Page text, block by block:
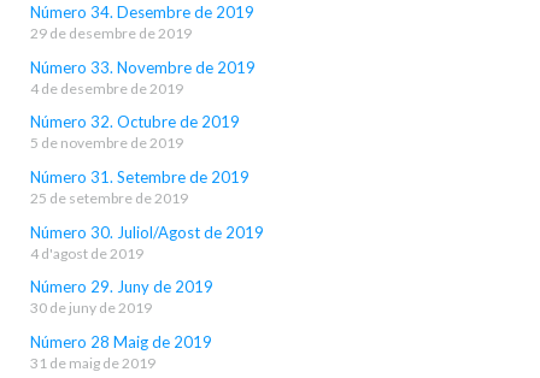
Número 34. Desembre de 2019
29 de desembre de 2019
Número 33. Novembre de 2019
4 de desembre de 2019
Número 32. Octubre de 2019
5 de novembre de 2019
Número 31. Setembre de 2019
25 de setembre de 2019
Número 30. Juliol/Agost de 2019
4 d'agost de 2019
Número 29. Juny de 2019
30 de juny de 2019
Número 28 Maig de 2019
31 de maig de 2019